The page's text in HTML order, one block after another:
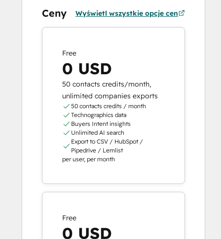
Ceny Wyświetl wszystkie opcje cen
Free
0 USD
50 contacts credits/month,
unlimited companies exports
50 contacts credits / month
Technographics data
Buyers Intent insights
Unlimited AI search
Export to CSV / HubSpot /
Pipedrive / Lemlist
per user, per month
Free
0 USD